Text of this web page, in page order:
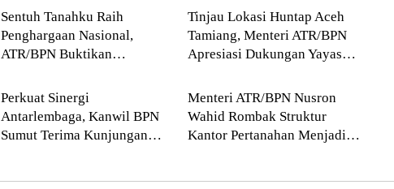
Sentuh Tanahku Raih
Penghargaan Nasional,
ATR/BPN Buktikan
Layanan Pertanahan
Tinjau Lokasi Huntap Aceh
Tamiang, Menteri ATR/BPN
Apresiasi Dukungan Yayasan
Perkuat Sinergi
Antarlembaga, Kanwil BPN
Sumut Terima Kunjungan
Blog
Menteri ATR/BPN Nusron
Wahid Rombak Struktur
Kantor Pertanahan Menjadi